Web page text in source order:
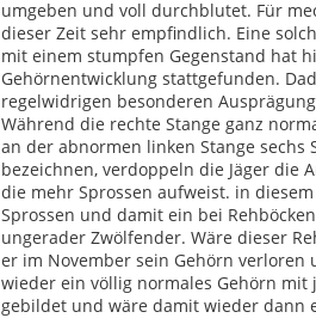
umgeben und voll durchblutet. Für
dieser Zeit sehr empfindlich. Eine
mit einem stumpfen Gegenstand hat
Gehörnentwicklung stattgefunden.
regelwidrigen besonderen
Während die rechte Stange ganz
an der abnormen linken Stange sechs
bezeichnen, verdoppeln die Jäger die
die mehr Sprossen aufweist. in
Sprossen und damit ein bei
ungerader Zwölfender. Wäre dieser
er im November sein Gehörn
wieder ein völlig normales Gehörn mit
gebildet und wäre damit wieder dann